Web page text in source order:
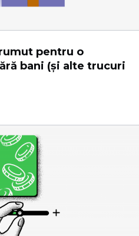
pentru o
bani (și alte trucuri